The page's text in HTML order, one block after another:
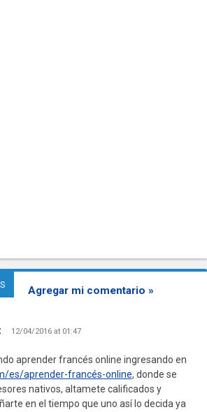
Agregar mi comentario »
12/04/2016 at 01:47
aprender francés online ingresando en
es/aprender-francés-online, donde se
nativos, altamete calificados y
en el tiempo que uno así lo decida ya